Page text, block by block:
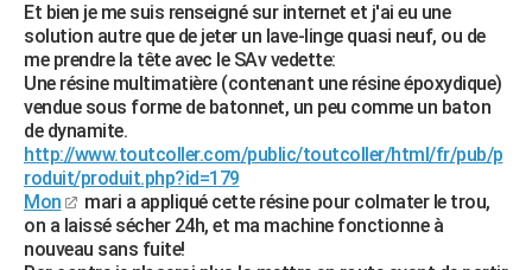
Et bien je me suis renseigné sur internet et j'ai eu une
solution autre que de jeter un lave-linge quasi neuf, ou de
me prendre la tête avec le SAv vedette:
Une résine multimatière (contenant une résine époxydique)
vendue sous forme de batonnet, un peu comme un baton
de dynamite.
http://www.toutcoller.com/public/toutcoller/html/fr/pub/p
roduit/produit.php?id=179
Mon
mari a appliqué cette résine pour colmater le trou,
on a laissé sécher 24h, et ma machine fonctionne à
nouveau sans fuite!